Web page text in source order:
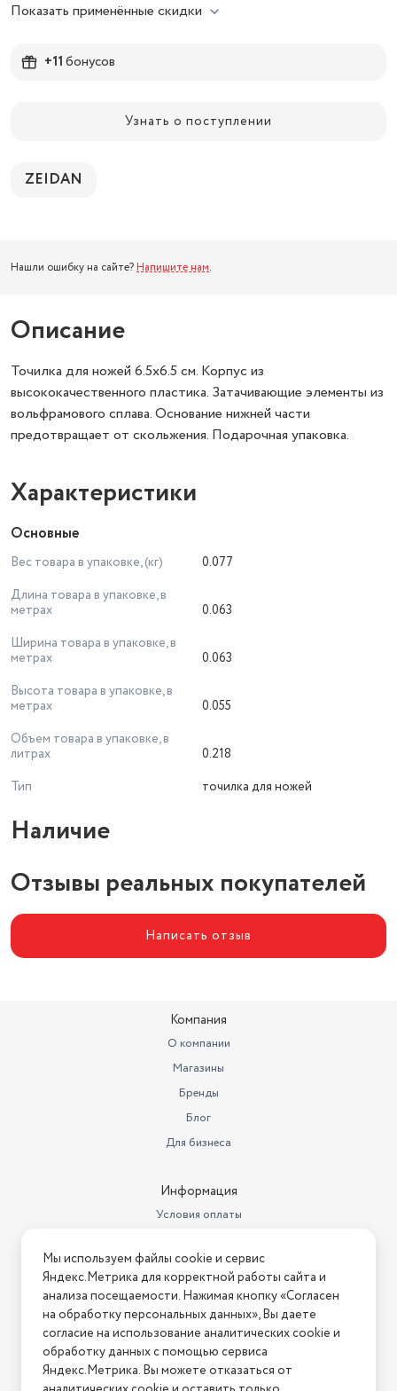
Показать применённые скидки
+11бонусов
Узнать о поступлении
ZEIDAN
Нашли ошибку на сайте? Напишите нам.
Описание
Точилка для ножей 6.5x6.5 см. Корпус из
высококачественного пластика. Затачивающие элементы из
вольфрамового сплава. Основание нижней части
предотвращает от скольжения. Подарочная упаковка.
Характеристики
Основные
Вес товара в упаковке, (кг)
0.077
Длина товара в упаковке, в
метрах
0.063
Ширина товара в упаковке, в
метрах
0.063
Высота товара в упаковке, в
метрах
0.055
Объем товара в упаковке, в
литрах
0.218
Тип
точилка для ножей
Наличие
Отзывы реальных покупателей
Написать отзыв
Компания
О компании
Магазины
Бренды
Блог
Для бизнеса
Информация
Условия оплаты
Условия возврата
Нашли ошибку на сайте? Напишите нам
2026 © Интернет-магазин "АстМаркет". У нас есть всё!
Мы используем файлы cookie и сервис
Яндекс.Метрика для корректной работы сайта и
анализа посещаемости. Нажимая кнопку «Согласен
на обработку персональных данных», Вы даете
согласие на использование аналитических cookie и
обработку данных с помощью сервиса
Яндекс.Метрика. Вы можете отказаться от